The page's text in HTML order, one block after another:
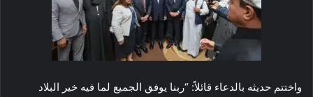
واختتم حديثه بالدعاء قائلاً: “ربنا يوفق الجميع لما فيه خير البلاد